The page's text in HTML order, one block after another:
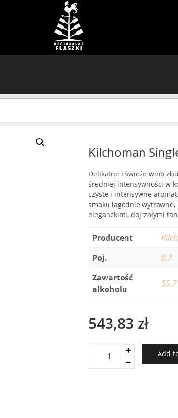
Kilchoman
Delikatne i świeże wino
średniej intensywności w
czyste i intensywne
smaku łagodnie
eleganckimi, dojrzałymi
Producent
Poj.
0.7
Zawartość
alkoholu
55.7
543,83 zł
Kilchoman
Single
Add